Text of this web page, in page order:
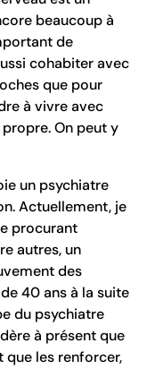
beaucoup à
de
cohabiter avec
que pour
à vivre avec
On peut y
un psychiatre
Actuellement, je
procurant
autres, un
des
40 ans à la suite
du psychiatre
à présent que
que les renforcer,